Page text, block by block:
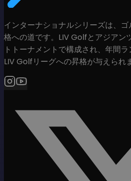
インターナショナルシリーズは、
格への道です。LIV Golfとアジアン
トトーナメントで構成され、年間
LIV Golfリーグへの昇格が与えられ